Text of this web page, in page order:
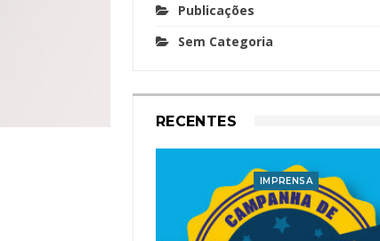
Publicações
Sem Categoria
RECENTES
IMPRENSA